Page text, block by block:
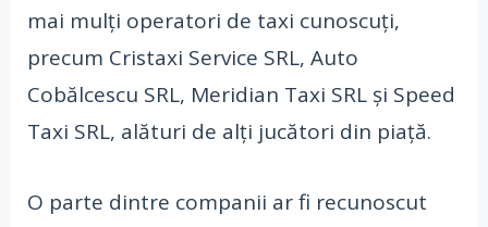
mai mulți operatori de taxi cunoscuți,
precum Cristaxi Service SRL, Auto
Cobălcescu SRL, Meridian Taxi SRL și Speed
Taxi SRL, alături de alți jucători din piață.
O parte dintre companii ar fi recunoscut